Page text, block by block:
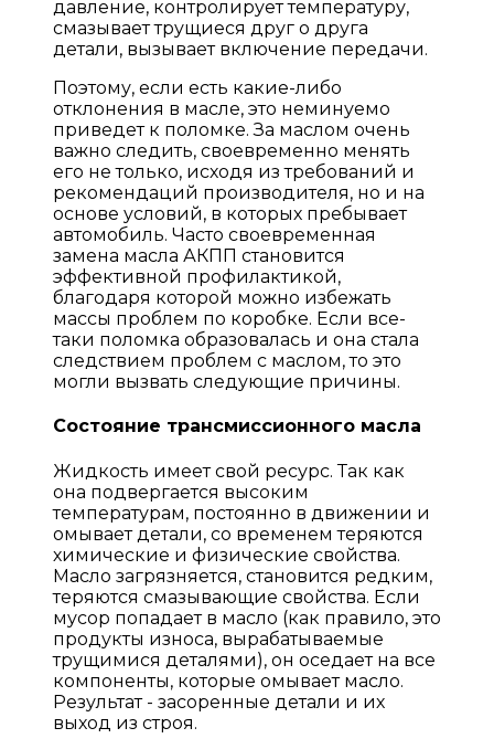
давление, контролирует температуру,
смазывает трущиеся друг о друга
детали, вызывает включение передачи.
Поэтому, если есть какие-либо
отклонения в масле, это неминуемо
приведет к поломке. За маслом очень
важно следить, своевременно менять
его не только, исходя из требований и
рекомендаций производителя, но и на
основе условий, в которых пребывает
автомобиль. Часто своевременная
замена масла АКПП становится
эффективной профилактикой,
благодаря которой можно избежать
массы проблем по коробке. Если все-
таки поломка образовалась и она стала
следствием проблем с маслом, то это
могли вызвать следующие причины.
Состояние трансмиссионного масла
Жидкость имеет свой ресурс. Так как
она подвергается высоким
температурам, постоянно в движении и
омывает детали, со временем теряются
химические и физические свойства.
Масло загрязняется, становится редким,
теряются смазывающие свойства. Если
мусор попадает в масло (как правило, это
продукты износа, вырабатываемые
трущимися деталями), он оседает на все
компоненты, которые омывает масло.
Результат - засоренные детали и их
выход из строя.